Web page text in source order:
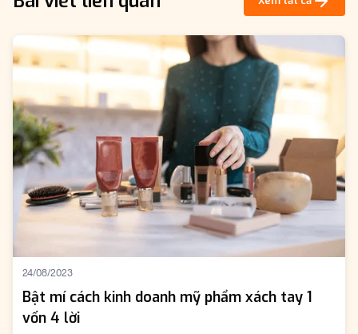
24/08/2023
Bật mí cách kinh doanh mỹ phẩm xách tay 1
vốn 4 lời